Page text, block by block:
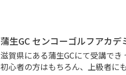
ことが必要不可欠であり、そのた
築することが求められていました
ィネートし、関連法規に準拠し廃
原材料を循環させる”サーキュラ
現が求められています。 このようなサーキュラーエコノミー化の流れを受
け、日本のアパレル業界において
ユースをするなどの取り組みが進
蒲生GC センコーゴルフアカデ
滋賀県にある蒲生GCにて受講でき
初心者の方はもちろん、上級者に